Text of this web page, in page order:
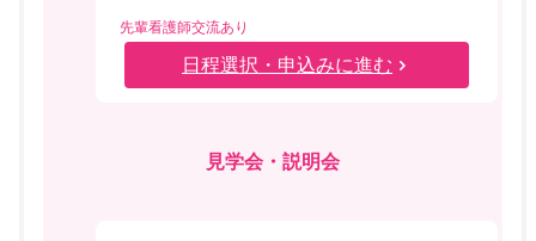
先輩看護師交流あり
日程選択・申込みに進む
見学会・説明会